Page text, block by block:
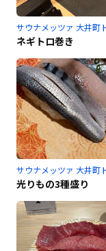
ネギトロ巻き
光りもの3種盛り